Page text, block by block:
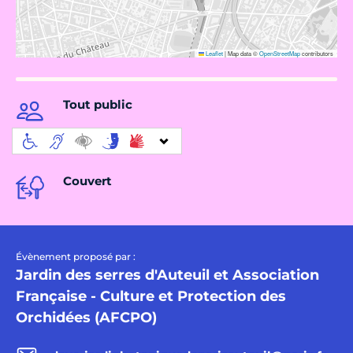
Leaflet|Map data ©OpenStreetMapcontributors
Tout public
Couvert
Évènement proposé par :
Jardin des serres d'Auteuil et Association
Française - Culture et Protection des
Orchidées (AFCPO)